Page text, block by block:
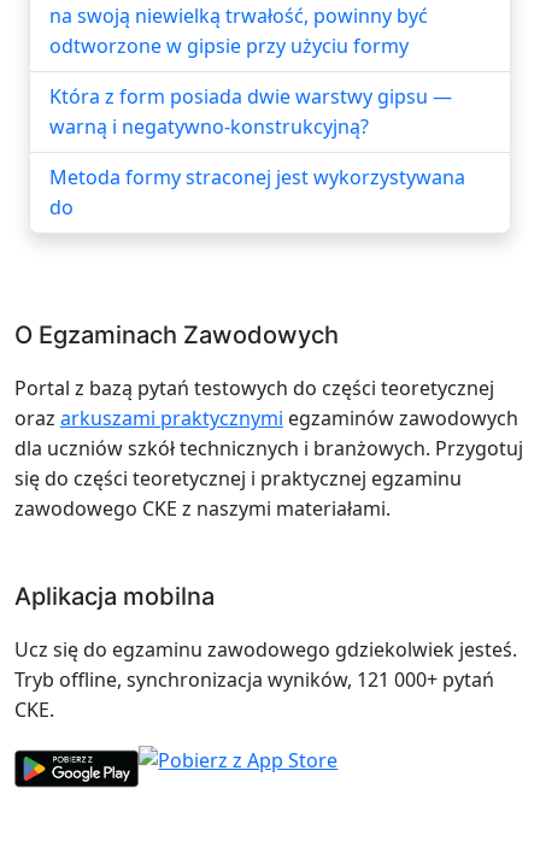
na swoją niewielką trwałość, powinny być
odtworzone w gipsie przy użyciu formy
Która z form posiada dwie warstwy gipsu —
warną i negatywno-konstrukcyjną?
Metoda formy straconej jest wykorzystywana
do
O Egzaminach Zawodowych
Portal z bazą pytań testowych do części teoretycznej
oraz arkuszami praktycznymi egzaminów zawodowych
dla uczniów szkół technicznych i branżowych. Przygotuj
się do części teoretycznej i praktycznej egzaminu
zawodowego CKE z naszymi materiałami.
Aplikacja mobilna
Ucz się do egzaminu zawodowego gdziekolwiek jesteś.
Tryb offline, synchronizacja wyników, 121 000+ pytań
CKE.